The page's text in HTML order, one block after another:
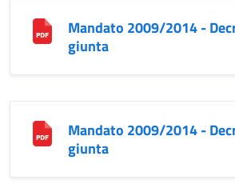
Mandato 2009/2014 -
giunta
Mandato 2009/2014 -
giunta